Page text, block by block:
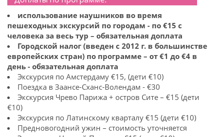
использование наушников во время
пешеходных экскурсий по городам - по €15 с
человека за весь тур – обязательная доплата
Городской налог (введен с 2012 г. в большинстве
европейских стран) по программе – от €1 до €4 в
день - обязательная доплата
Экскурсия по Амстердаму €15, (дети €10)
Поездка в Заансе-Сханс-Волендам - €30
Экскурсия Чрево Парижа + остров Сите – €15 (дети
€10)
Экскурсия по Латинскому кварталу €15 (дети €10)
Предновогодний ужин – стоимость уточняется